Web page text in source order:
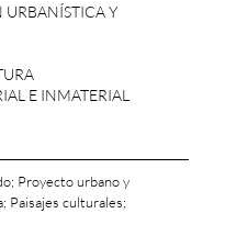
URBANÍSTICA Y
E INMATERIAL
Proyecto urbano y
Paisajes culturales;